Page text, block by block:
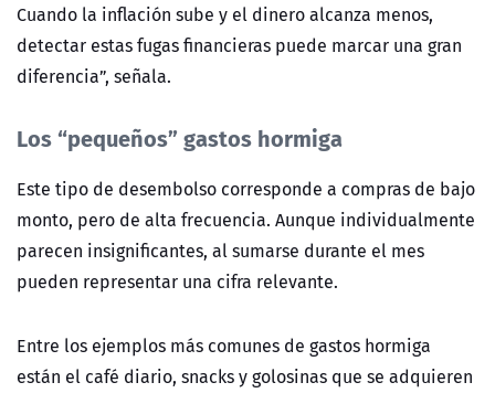
Cuando la inflación sube y el dinero alcanza menos,
detectar estas fugas financieras puede marcar una gran
diferencia”, señala.
Los “pequeños” gastos hormiga
Este tipo de desembolso corresponde a compras de bajo
monto, pero de alta frecuencia. Aunque individualmente
parecen insignificantes, al sumarse durante el mes
pueden representar una cifra relevante.
Entre los ejemplos más comunes de gastos hormiga
están el café diario, snacks y golosinas que se adquieren